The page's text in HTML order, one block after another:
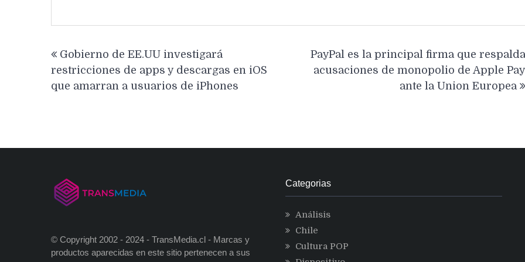
de
entradas
Gobierno de EE.UU investigará
restricciones de apps y descargas en iOS
que amarran a usuarios de iPhones
PayPal es la principal firma que respalda
acusaciones de monopolio de Apple Pay
ante la Union Europea
© Copyright 2002 - 2024 - TransMedia.cl - Marcas y
productos aparecidas en este sitio pertenecen a sus
Categorias
Análisis
Chile
Cultura POP